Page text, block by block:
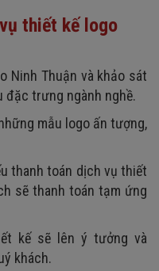
thiết kế logo
Ninh Thuận và khảo sát
đặc trưng ngành nghề.
mẫu logo ấn tượng,
thanh toán dịch vụ thiết
sẽ thanh toán tạm ứng
kế sẽ lên ý tưởng và
khách.